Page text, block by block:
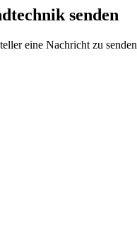
senden
eine Nachricht zu